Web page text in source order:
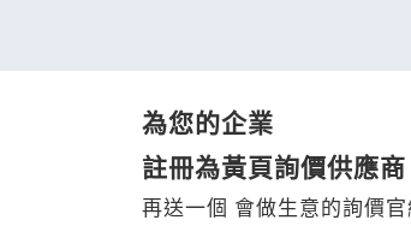
為您的企業
註冊為黃頁詢價供應商
再送一個 會做生意的詢價